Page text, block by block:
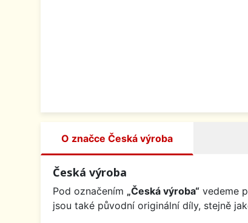
O značce Česká výroba
Česká výroba
Pod označením „Česká výroba“ vedeme
jsou také původní originální díly, stejně